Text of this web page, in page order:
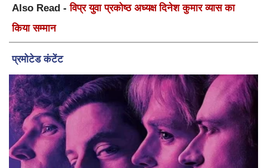
Also Read -विप्र युवा प्रकोष्ठ अध्यक्ष दिनेश कुमार व्यास का
किया सम्मान